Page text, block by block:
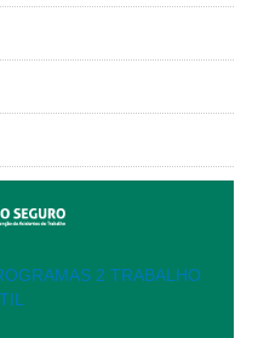
Infantil e de Estímulo à
Institucional Feminina
do Assédio
da Discriminação
Socioambiental
e Aquisições